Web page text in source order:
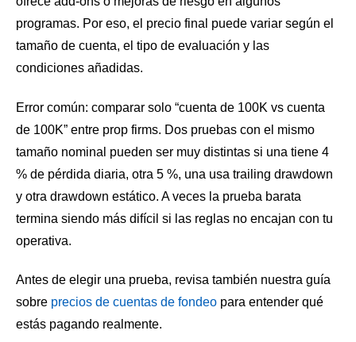
programas. Por eso, el precio final puede variar según el
tamaño de cuenta, el tipo de evaluación y las
condiciones añadidas.
Error común: comparar solo “cuenta de 100K vs cuenta
de 100K” entre prop firms. Dos pruebas con el mismo
tamaño nominal pueden ser muy distintas si una tiene 4
% de pérdida diaria, otra 5 %, una usa trailing drawdown
y otra drawdown estático. A veces la prueba barata
termina siendo más difícil si las reglas no encajan con tu
operativa.
Antes de elegir una prueba, revisa también nuestra guía
sobre precios de cuentas de fondeo para entender qué
estás pagando realmente.